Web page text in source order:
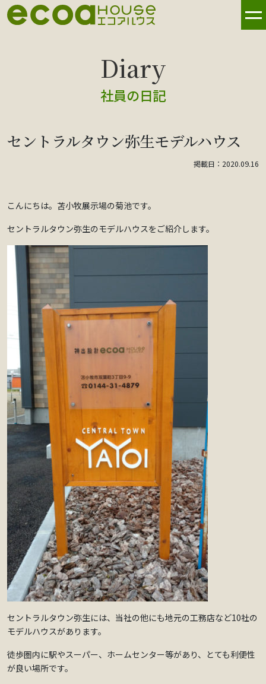
社員の日記
セントラルタウン弥生モデルハウス
掲載日：2020.09.16
こんにちは。苫小牧展示場の菊池です。
セントラルタウン弥生のモデルハウスをご紹介します。
セントラルタウン弥生には、当社の他にも地元の工務店など10社の
モデルハウスがあります。
徒歩圏内に駅やスーパー、ホームセンター等があり、とても利便性
が良い場所です。